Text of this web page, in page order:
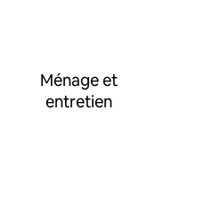
Ménage et
entretien